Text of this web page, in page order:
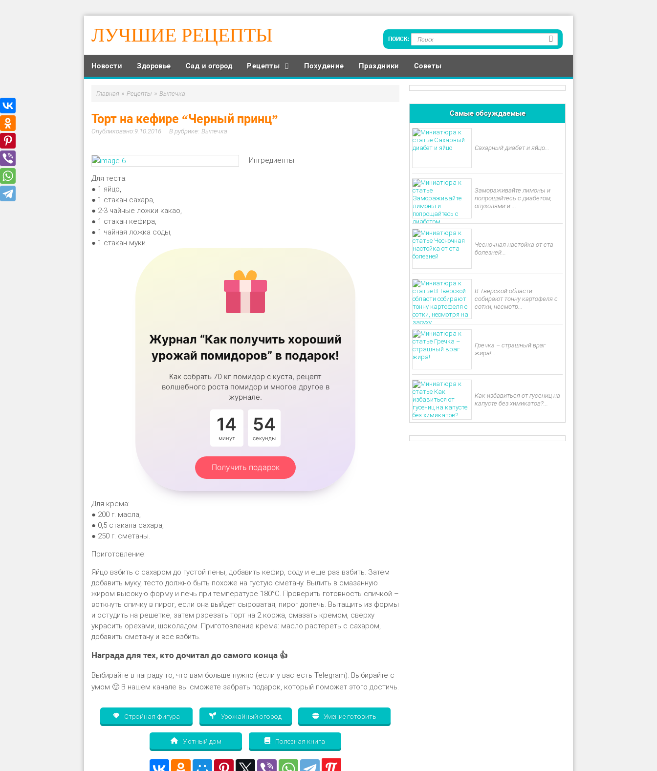
ЛУЧШИЕ РЕЦЕПТЫ
Новости Здоровье Сад и огород Рецепты Похудение Праздники Советы
Главная » Рецепты » Выпечка
Торт на кефире “Черный принц”
9.10.2016 Выпечка
Ингредиенты:
Для теста:
● 1 яйцо,
● 1 стакан сахара,
● 2-3 чайные ложки какао,
● 1 стакан кефира,
● 1 чайная ложка соды,
● 1 стакан муки.
Журнал “Как получить хороший
урожай помидоров” в подарок!
Как собрать 70 кг помидор с куста, рецепт
волшебного роста помидор и многое другое в
журнале.
14
минут
53
секунды
Получить подарок
Для крема:
● 200 г. масла,
● 0,5 стакана сахара,
● 250 г. сметаны.
Приготовление:
Яйцо взбить с сахаром до густой пены, добавить кефир, соду и еще раз взбить. Затем
добавить муку, тесто должно быть похоже на густую сметану. Вылить в смазанную
жиром высокую форму и печь при температуре 180°С. Проверить готовность спичкой –
воткнуть спичку в пирог, если она выйдет сыроватая, пирог допечь. Вытащить из формы
и остудить на решетке, затем рзрезать торт на 2 коржа, смазать кремом, сверху
украсить орехами, шоколадом. Приготовление крема: масло растереть с сахаром,
добавить сметану и все взбить.
Награда для тех, кто дочитал до самого конца 👍
Выбирайте в награду то, что вам больше нужно (если у вас есть Telegram). Выбирайте с
умом 🙂 В нашем канале вы сможете забрать подарок, который поможет этого достичь.
Стройная фигура Урожайный огород Умение готовить
Уютный дом Полезная книга
Самые обсуждаемые
Сахарный диабет и яйцо...
Замораживайте лимоны и
попрощайтесь с диабетом,
опухолями и ...
Чесночная настойка от ста
болезней...
В Тверской области
собирают тонну картофеля с
сотки, несмотр...
Гречка – страшный враг
жира!...
Как избавиться от гусениц на
капусте без химикатов?...